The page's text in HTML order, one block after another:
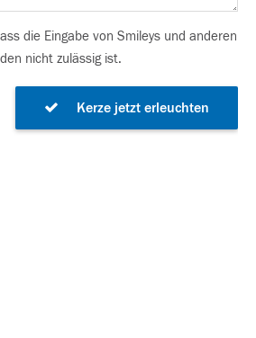
die Eingabe von Smileys und anderen
nicht zulässig ist.
Kerze jetzt erleuchten